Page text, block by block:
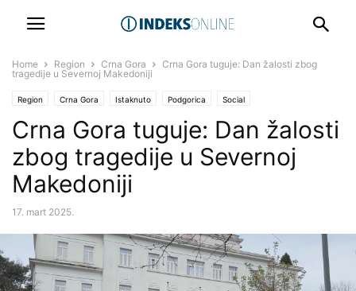
Home Region Crna Gora
Crna Gora tuguje: Dan žalosti zbog
tragedije u Severnoj Makedoniji
Region Crna Gora Istaknuto Podgorica Social
Crna Gora tuguje: Dan žalosti
zbog tragedije u Severnoj
Makedoniji
17. mart 2025.